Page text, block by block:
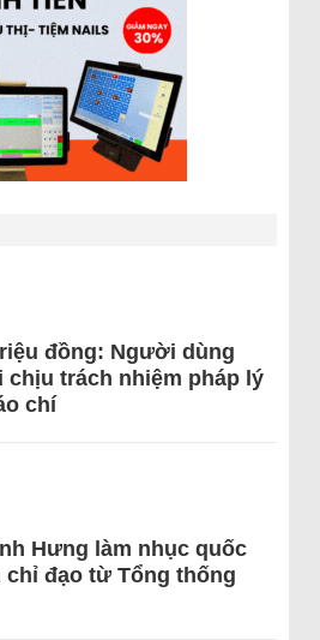
đồng: Người dùng
chịu trách nhiệm pháp lý
chí
Hưng làm nhục quốc
đạo từ Tổng thống